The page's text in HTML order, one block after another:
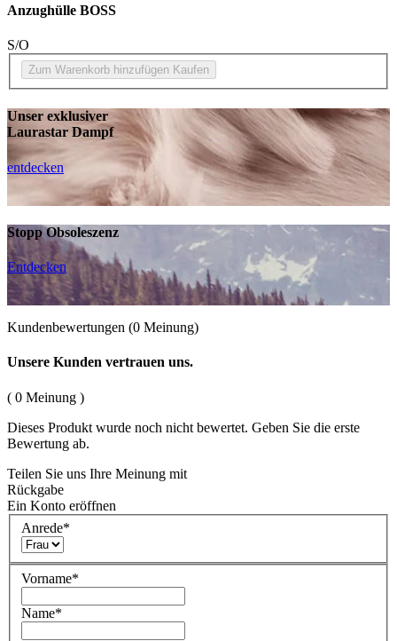
Anzughülle BOSS
S/O
Zum Warenkorb hinzufügen Kaufen
Unser exklusiver
Laurastar Dampf
entdecken
Stopp Obsoleszenz
Entdecken
Kundenbewertungen (0 Meinung)
Unsere Kunden vertrauen uns.
( 0 Meinung )
Dieses Produkt wurde noch nicht bewertet. Geben Sie die erste
Bewertung ab.
Teilen Sie uns Ihre Meinung mit
Rückgabe
Ein Konto eröffnen
Anrede*
Vorname*
Name*